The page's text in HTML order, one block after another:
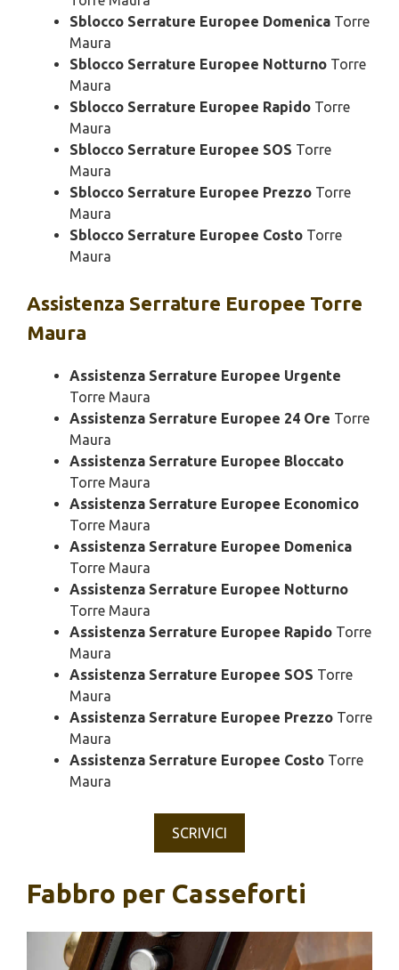
Sblocco Serrature Europee Domenica Torre
Maura
Sblocco Serrature Europee Notturno Torre
Maura
Sblocco Serrature Europee Rapido Torre
Maura
Sblocco Serrature Europee SOS Torre
Maura
Sblocco Serrature Europee Prezzo Torre
Maura
Sblocco Serrature Europee Costo Torre
Maura
Assistenza Serrature Europee Torre
Maura
Assistenza Serrature Europee Urgente
Torre Maura
Assistenza Serrature Europee 24 Ore Torre
Maura
Assistenza Serrature Europee Bloccato
Torre Maura
Assistenza Serrature Europee Economico
Torre Maura
Assistenza Serrature Europee Domenica
Torre Maura
Assistenza Serrature Europee Notturno
Torre Maura
Assistenza Serrature Europee Rapido Torre
Maura
Assistenza Serrature Europee SOS Torre
Maura
Assistenza Serrature Europee Prezzo Torre
Maura
Assistenza Serrature Europee Costo Torre
Maura
SCRIVICI
Fabbro per Casseforti